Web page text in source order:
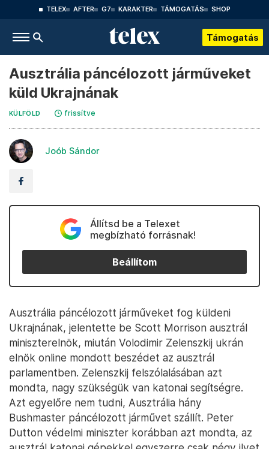
TELEX AFTER G7 KARAKTER TÁMOGATÁS SHOP
Támogatás
Ausztrália páncélozott járműveket
küld Ukrajnának
KÜLFÖLD frissítve
Joób Sándor
Állítsd be a Telexet
megbízható forrásnak!
Beállítom
Ausztrália páncélozott járműveket fog küldeni
Ukrajnának, jelentette be Scott Morrison ausztrál
miniszterelnök, miután Volodimir Zelenszkij ukrán
elnök online mondott beszédet az ausztrál
parlamentben. Zelenszkij felszólalásában azt
mondta, nagy szükségük van katonai segítségre.
Azt egyelőre nem tudni, Ausztrália hány
Bushmaster páncélozott járművet szállít. Peter
Dutton védelmi miniszter korábban azt mondta, az